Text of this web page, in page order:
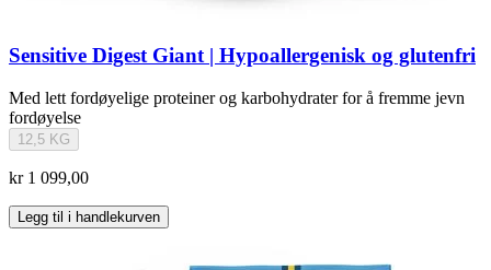
Sensitive Digest Giant | Hypoallergenisk og glutenfri
Med lett fordøyelige proteiner og karbohydrater for å fremme jevn
fordøyelse
12,5 KG
kr 1 099,00
Legg til i handlekurven